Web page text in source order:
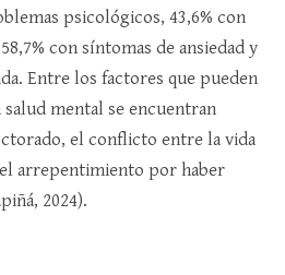
psicológicos, 43,6% con
con síntomas de ansiedad y
Entre los factores que pueden
mental se encuentran
el conflicto entre la vida
arrepentimiento por haber
2024).